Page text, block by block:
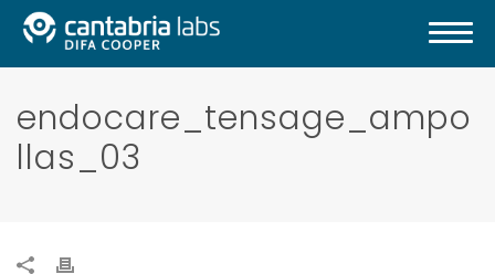
endocare_tensage_ampo
llas_03